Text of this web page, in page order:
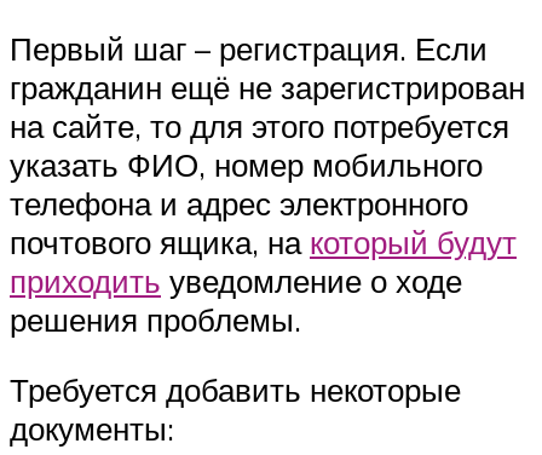
Первый шаг – регистрация. Если
гражданин ещё не зарегистрирован
на сайте, то для этого потребуется
указать ФИО, номер мобильного
телефона и адрес электронного
почтового ящика, на который будут
приходить уведомление о ходе
решения проблемы.
Требуется добавить некоторые
документы: